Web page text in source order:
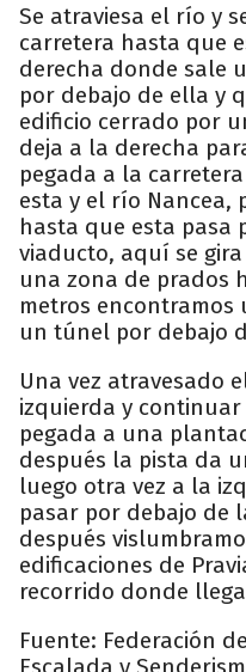
Se atraviesa el río y
carretera hasta que
derecha donde sale
por debajo de ella y
edificio cerrado por
deja a la derecha
pegada a la
esta y el río Nancea,
hasta que esta pasa
viaducto, aquí se
una zona de prados
metros encontramos
un túnel por debajo
Una vez atravesado
izquierda y
pegada a una
después la pista da
luego otra vez a la
pasar por debajo de
después
edificaciones de
recorrido donde
Fuente: Federación
Escalada y